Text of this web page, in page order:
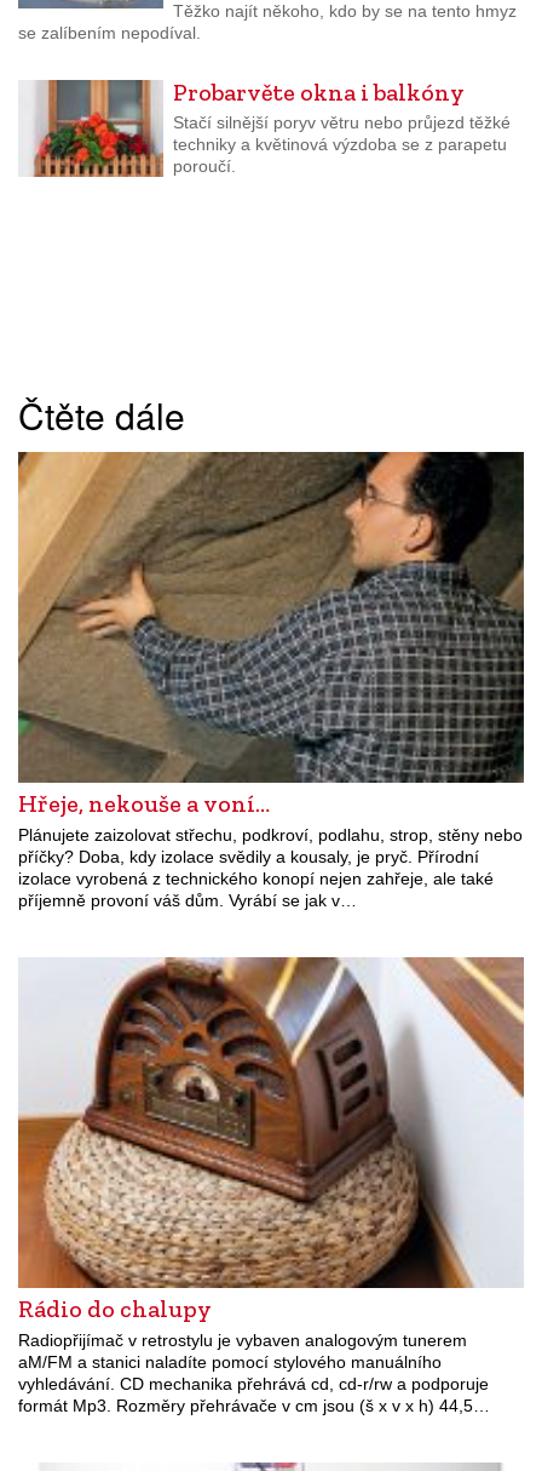
Těžko najít někoho, kdo by se na tento hmyz
se zalíbením nepodíval.
Probarvěte okna i balkóny
Stačí silnější poryv větru nebo průjezd těžké
techniky a květinová výzdoba se z parapetu
poroučí.
Čtěte dále
Hřeje, nekouše a voní…
Plánujete zaizolovat střechu, podkroví, podlahu, strop, stěny nebo
příčky? Doba, kdy izolace svědily a kousaly, je pryč. Přírodní
izolace vyrobená z technického konopí nejen zahřeje, ale také
příjemně provoní váš dům. Vyrábí se jak v…
Rádio do chalupy
Radiopřijímač v retrostylu je vybaven analogovým tunerem
aM/FM a stanici naladíte pomocí stylového manuálního
vyhledávání. CD mechanika přehrává cd, cd-r/rw a podporuje
formát Mp3. Rozměry přehrávače v cm jsou (š x v x h) 44,5…